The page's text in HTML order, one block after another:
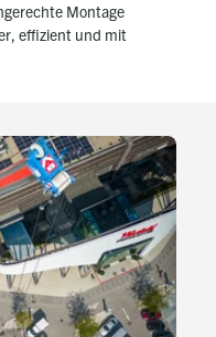
Montage
effizient und mit